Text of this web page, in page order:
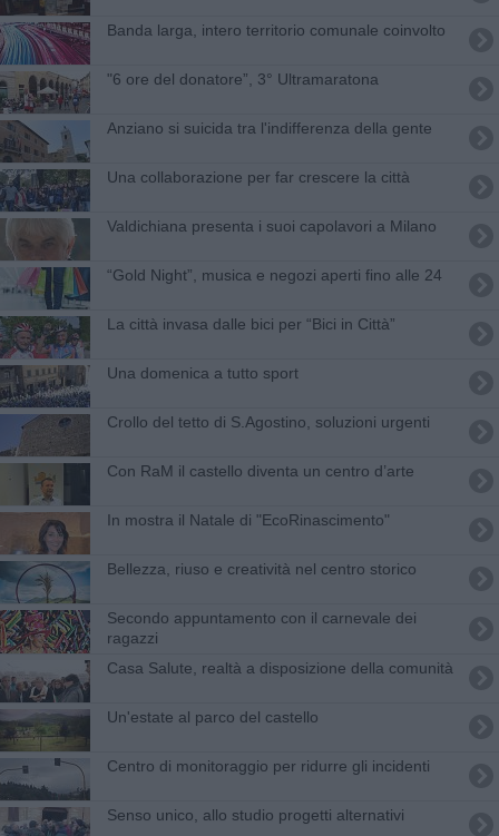
Banda larga, intero territorio comunale coinvolto
"6 ore del donatore”, 3° Ultramaratona
Anziano si suicida tra l'indifferenza della gente
Una collaborazione per far crescere la città
Valdichiana presenta i suoi capolavori a Milano
“Gold Night”, musica e negozi aperti fino alle 24
La città invasa dalle bici per “Bici in Città”
Una domenica a tutto sport
Crollo del tetto di S.Agostino, soluzioni urgenti
Con RaM il castello diventa un centro d’arte
In mostra il Natale di "EcoRinascimento"
Bellezza, riuso e creatività nel centro storico
Secondo appuntamento con il carnevale dei
ragazzi
Casa Salute, realtà a disposizione della comunità
Un'estate al parco del castello
Centro di monitoraggio per ridurre gli incidenti
Senso unico, allo studio progetti alternativi